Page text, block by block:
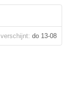
verschijnt: do 13-08